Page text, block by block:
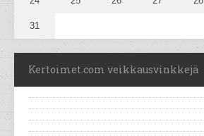
31
Kertoimet.com veikkausvinkkejä